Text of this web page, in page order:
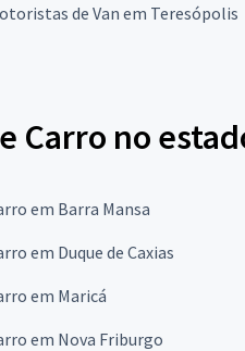
de Van em Teresópolis
Carro no
em Barra Mansa
em Duque de Caxias
em Maricá
em Nova Friburgo